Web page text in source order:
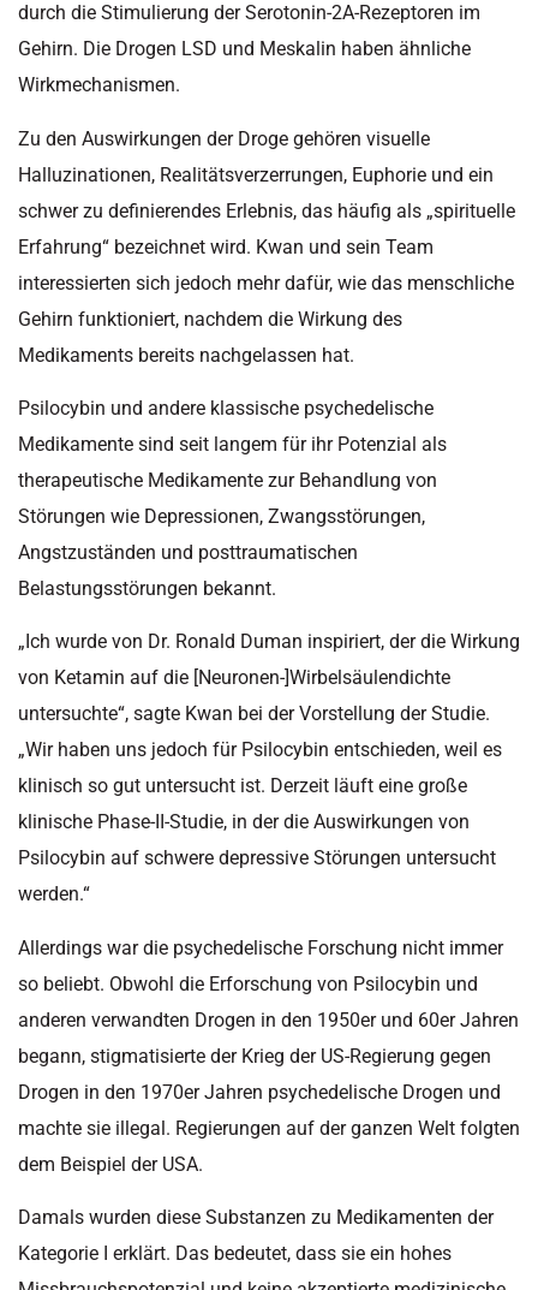
durch die Stimulierung der Serotonin-2A-Rezeptoren im
Gehirn. Die Drogen LSD und Meskalin haben ähnliche
Wirkmechanismen.
Zu den Auswirkungen der Droge gehören visuelle
Halluzinationen, Realitätsverzerrungen, Euphorie und ein
schwer zu definierendes Erlebnis, das häufig als „spirituelle
Erfahrung“ bezeichnet wird. Kwan und sein Team
interessierten sich jedoch mehr dafür, wie das menschliche
Gehirn funktioniert, nachdem die Wirkung des
Medikaments bereits nachgelassen hat.
Psilocybin und andere klassische psychedelische
Medikamente sind seit langem für ihr Potenzial als
therapeutische Medikamente zur Behandlung von
Störungen wie Depressionen, Zwangsstörungen,
Angstzuständen und posttraumatischen
Belastungsstörungen bekannt.
„Ich wurde von Dr. Ronald Duman inspiriert, der die Wirkung
von Ketamin auf die [Neuronen-]Wirbelsäulendichte
untersuchte“, sagte Kwan bei der Vorstellung der Studie.
„Wir haben uns jedoch für Psilocybin entschieden, weil es
klinisch so gut untersucht ist. Derzeit läuft eine große
klinische Phase-II-Studie, in der die Auswirkungen von
Psilocybin auf schwere depressive Störungen untersucht
werden.“
Allerdings war die psychedelische Forschung nicht immer
so beliebt. Obwohl die Erforschung von Psilocybin und
anderen verwandten Drogen in den 1950er und 60er Jahren
begann, stigmatisierte der Krieg der US-Regierung gegen
Drogen in den 1970er Jahren psychedelische Drogen und
machte sie illegal. Regierungen auf der ganzen Welt folgten
dem Beispiel der USA.
Damals wurden diese Substanzen zu Medikamenten der
Kategorie I erklärt. Das bedeutet, dass sie ein hohes